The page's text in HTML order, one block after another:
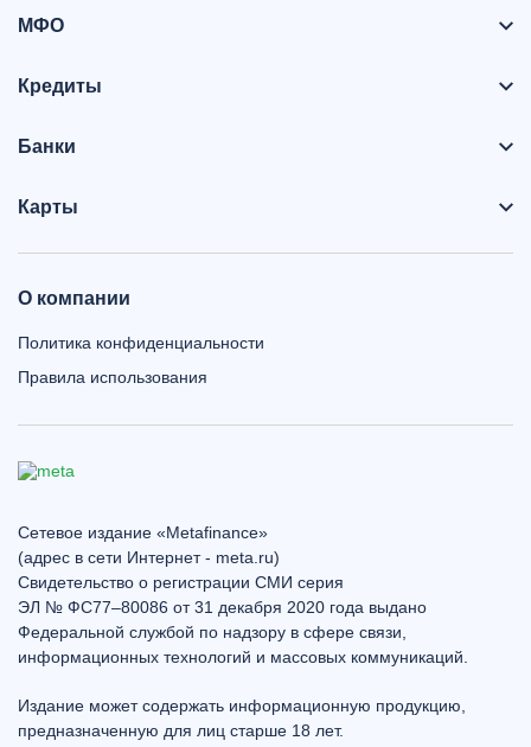
МФО
Кредиты
Банки
Карты
О компании
Политика конфиденциальности
Правила использования
Сетевое издание «Metafinance»
(адрес в сети Интернет - meta.ru)
Свидетельство о регистрации СМИ серия
ЭЛ № ФС77–80086 от 31 декабря 2020 года выдано
Федеральной службой по надзору в сфере связи,
информационных технологий и массовых коммуникаций.
Издание может содержать информационную продукцию,
предназначенную для лиц старше 18 лет.